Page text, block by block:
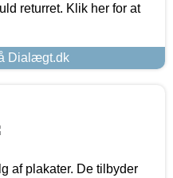
returret. Klik her for at
Dialægt.dk
af plakater. De tilbyder